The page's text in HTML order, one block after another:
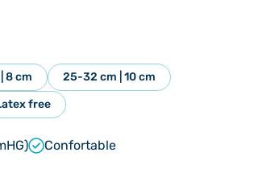
8 cm
25-32 cm | 10 cm
free
Confortable